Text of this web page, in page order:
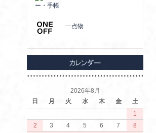
ー・手帳
一点物
2026年8月
日
月 火 水 木 金
土
1
2
3 4 5 6 7
8